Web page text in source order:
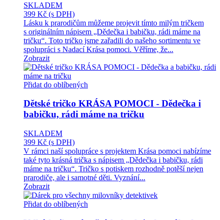
SKLADEM
399 Kč (s DPH)
Lásku k prarodičům můžeme projevit tímto milým tričkem
s originálním nápisem „Dědečka i babičku, rádi máme na
tričku“. Toto tričko jsme zařadili do našeho sortimentu ve
spolupráci s Nadací Krása pomoci. Věříme, že...
Zobrazit
Přidat do oblíbených
Dětské tričko KRÁSA POMOCI - Dědečka i
babičku, rádi máme na tričku
SKLADEM
399 Kč (s DPH)
V rámci naší spolupráce s projektem Krása pomoci nabízíme
také tyto krásná trička s nápisem „Dědečka i babičku, rádi
máme na tričku“. Tričko s potiskem rozhodně potěší nejen
prarodiče, ale i samotné děti. Vyznání...
Zobrazit
Přidat do oblíbených